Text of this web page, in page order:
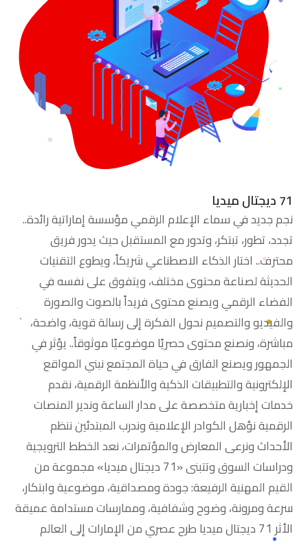
71 ديجتال ميديا
نجم جديد في سماء الإعلام الرقمي مؤسسة إماراتية رائدة..
تجدد، تطور، تبتكر، وتدور مع المستقبل حيث يدور فريق
محترف.. اختار الذكاء الاصطناعي شريكاً، ويطوع التقنيات
الحديثة لصناعة محتوى مختلف، ويتفوق على نفسه في
الفضاء الرقمي ويصنع محتوى فريداً بالصوت والصورة
والفيديو والتصميم نحول الفكرة إلى رسالة قوية، واضحة،
مباشرة، ونصنع محتوى حصريًا موضوعيًا موثوقاً.. يؤثر في
الجمهور ويصنع الفارق في حياة المجتمع نبني المواقع
الإلكترونية والتطبيقات الذكية والأنظمة الرقمية، نقدم
خدمات إخبارية متخصصة على مدار الساعة وندير المنصات
الرقمية نؤهل الكوادر الإعلامية وندرب المبتدئين ننظم
الأحداث ونرعى المعارض والمؤتمرات، نعد الخطط الترويجية
ودراسات السوق وتتبنى «71 ديجتال ميديا» مجموعة من
القيم المهنية الرفيعة: جودة ومصداقية، موضوعية وابتكار،
سرعة ومرونة، وضوح وشفافية، وممارسات مستدامة عميقة
الأثر 71 ديجتال ميديا طرح عصري من الإمارات إلى العالم